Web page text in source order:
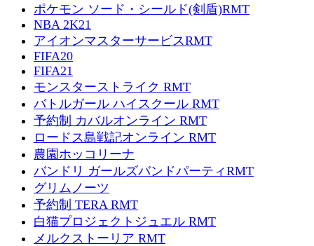
ポケモン ソード・シールド(剣盾)RMT
NBA 2K21
アイオンマスターサービスRMT
FIFA20
FIFA21
モンスターストライク RMT
バトルガール ハイスクール RMT
予約制 カバルオンライン RMT
ロードス島戦記オンライン RMT
農園ホッコリーナ
バンドリ ガールズバンドパーティRMT
グリムノーツ
予約制 TERA RMT
白猫プロジェクトジュエル RMT
メルクストーリア RMT